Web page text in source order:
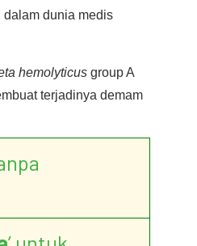
dalam dunia medis
hemolyticus group A
terjadinya demam